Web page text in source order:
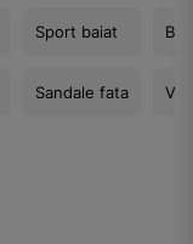
Sport baiat
Sandale fata